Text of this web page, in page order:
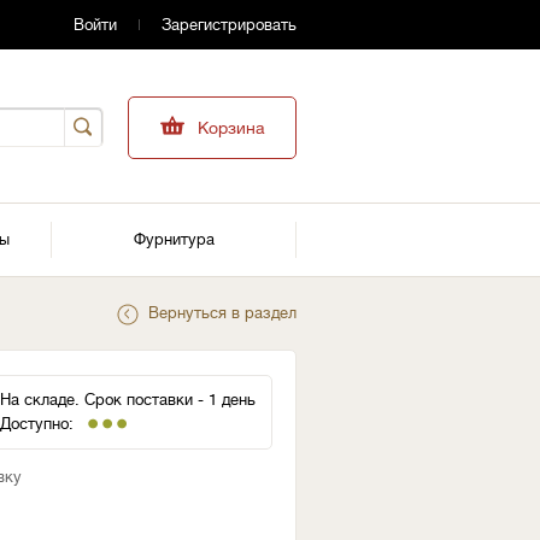
Войти Зарегистрировать
Корзина
Фурнитура
Вернуться в раздел
На складе. Срок поставки - 1 день
Доступно: